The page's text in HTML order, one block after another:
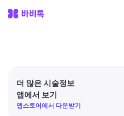
더 많은 시술정보
앱에서 보기
앱스토어에서 다운받기